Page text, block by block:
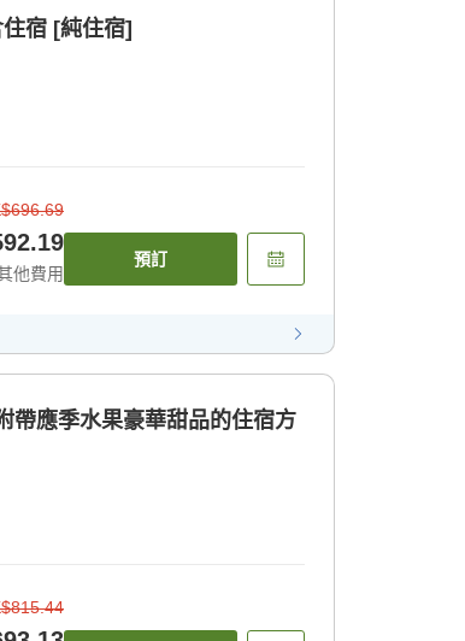
宿 [純住宿]
他費用
預訂
帶應季水果豪華甜品的住宿方